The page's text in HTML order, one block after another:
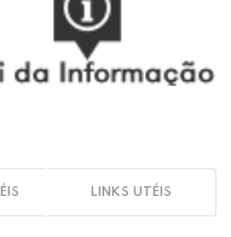
LINKS UTÉIS